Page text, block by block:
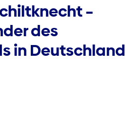
–
des
in Deutschland